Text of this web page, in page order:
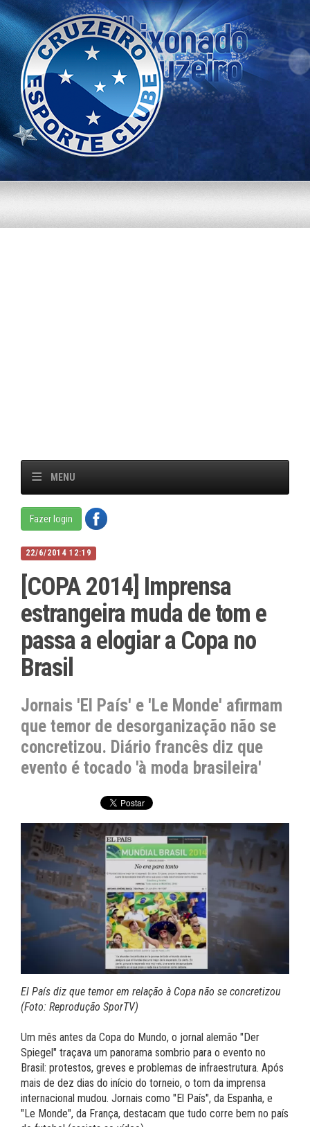
MENU
Fazer login
22/6/2014 12:19
[COPA 2014] Imprensa
estrangeira muda de tom e
passa a elogiar a Copa no
Brasil
Jornais 'El País' e 'Le Monde' afirmam
que temor de desorganização não se
concretizou. Diário francês diz que
evento é tocado 'à moda brasileira'
El País diz que temor em relação à Copa não se concretizou
(Foto: Reprodução SporTV)
Um mês antes da Copa do Mundo, o jornal alemão "Der
Spiegel" traçava um panorama sombrio para o evento no
Brasil: protestos, greves e problemas de infraestrutura. Após
mais de dez dias do início do torneio, o tom da imprensa
internacional mudou. Jornais como "El País", da Espanha, e
"Le Monde", da França, destacam que tudo corre bem no país